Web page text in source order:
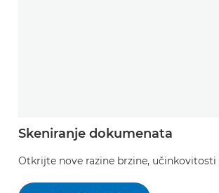
Skeniranje dokumenata
Otkrijte nove razine brzine, učinkovitosti